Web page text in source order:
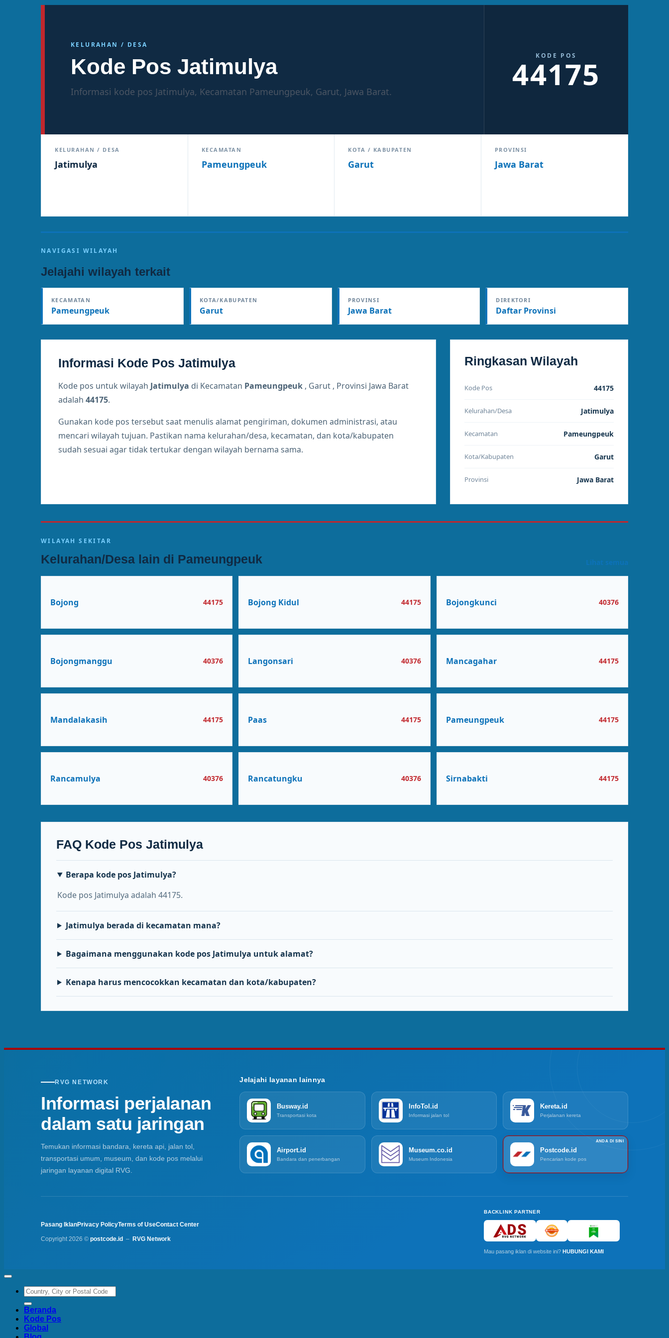
KELURAHAN / DESA
Kode Pos Jatimulya
Informasi kode pos Jatimulya, Kecamatan Pameungpeuk, Garut, Jawa Barat.
KODE POS
44175
KELURAHAN / DESA
Jatimulya
KECAMATAN
Pameungpeuk
KOTA / KABUPATEN
Garut
PROVINSI
Jawa Barat
NAVIGASI WILAYAH
Jelajahi wilayah terkait
KECAMATAN
Pameungpeuk
KOTA/KABUPATEN
Garut
PROVINSI
Jawa Barat
DIREKTORI
Daftar Provinsi
Informasi Kode Pos Jatimulya
Kode pos untuk wilayah Jatimulya di Kecamatan Pameungpeuk , Garut , Provinsi Jawa Barat
adalah 44175.
Gunakan kode pos tersebut saat menulis alamat pengiriman, dokumen administrasi, atau
mencari wilayah tujuan. Pastikan nama kelurahan/desa, kecamatan, dan kota/kabupaten
sudah sesuai agar tidak tertukar dengan wilayah bernama sama.
Ringkasan Wilayah
Kode Pos 44175
Kelurahan/Desa Jatimulya
Kecamatan Pameungpeuk
Kota/Kabupaten Garut
Provinsi Jawa Barat
WILAYAH SEKITAR
Kelurahan/Desa lain di Pameungpeuk Lihat semua
Bojong 44175 Bojong Kidul 44175 Bojongkunci 40376
Bojongmanggu 40376 Langonsari 40376 Mancagahar 44175
Mandalakasih 44175 Paas 44175 Pameungpeuk 44175
Rancamulya 40376 Rancatungku 40376 Sirnabakti 44175
FAQ Kode Pos Jatimulya
Berapa kode pos Jatimulya?
Kode pos Jatimulya adalah 44175.
Jatimulya berada di kecamatan mana?
Bagaimana menggunakan kode pos Jatimulya untuk alamat?
Kenapa harus mencocokkan kecamatan dan kota/kabupaten?
RVG NETWORK
Informasi perjalanan
dalam satu jaringan
Temukan informasi bandara, kereta api, jalan tol,
transportasi umum, museum, dan kode pos melalui
jaringan layanan digital RVG.
Jelajahi layanan lainnya
Busway.id
Transportasi kota
InfoTol.id
Informasi jalan tol
Kereta.id
Perjalanan kereta
Airport.id
Bandara dan penerbangan
Museum.co.id
Museum Indonesia
Postcode.id
Pencarian kode pos
Pasang IklanPrivacy PolicyTerms of UseContact Center
Copyright 2026 © postcode.id – RVG Network
BACKLINK PARTNER
Mau pasang iklan di website ini? HUBUNGI KAMI
Beranda
Kode Pos
Global